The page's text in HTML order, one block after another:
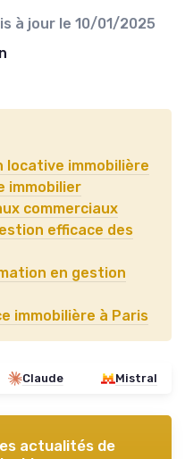
à jour le 10/01/2025
locative immobilière
immobilier
commerciaux
efficace des
en gestion
immobilière à Paris
Claude Mistral
actualités de